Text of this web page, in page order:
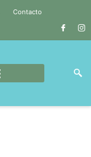
Contacto